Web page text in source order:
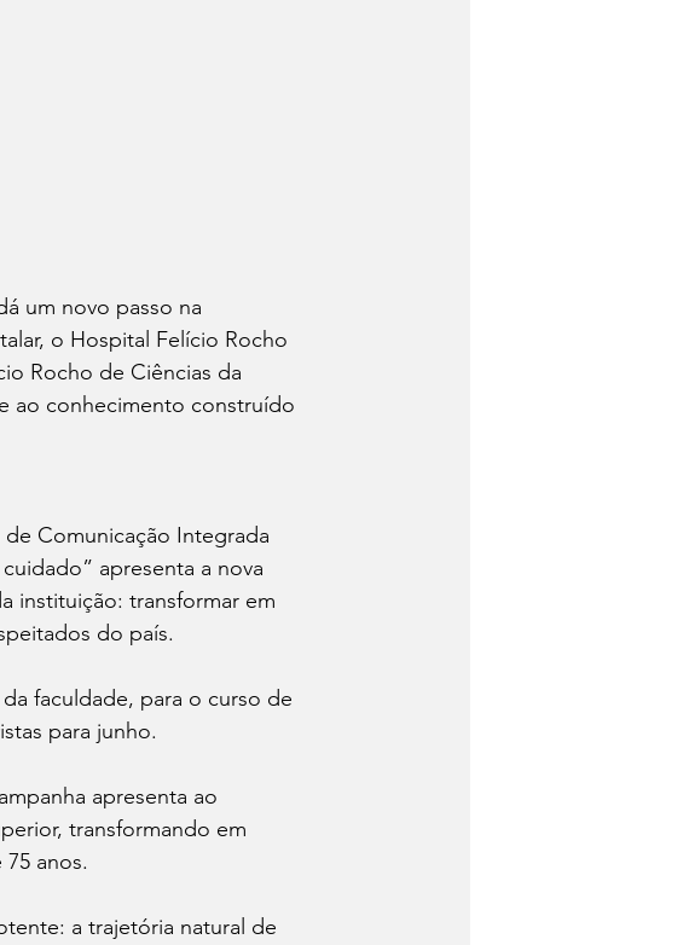
um novo passo na
o Hospital Felício Rocho
Rocho de Ciências da
ao conhecimento construído
de Comunicação Integrada
apresenta a nova
instituição: transformar em
do país.
faculdade, para o curso de
para junho.
apresenta ao
transformando em
anos.
a trajetória natural de